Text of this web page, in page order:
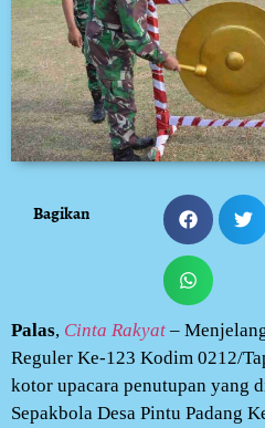
Bagikan
Palas, Cinta Rakyat –
Reguler Ke-123 Kodim 0212/
kotor upacara penutupan yang
Sepakbola Desa Pintu Padang